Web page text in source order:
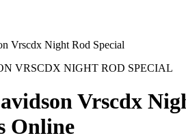
Vrscdx Night Rod Special
VRSCDX NIGHT ROD SPECIAL
Vrscdx
Online